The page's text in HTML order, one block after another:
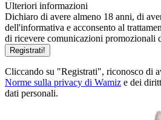
Ulteriori informazioni
Dichiaro di avere almeno 18 anni, di
dell'informativa e acconsento al
di ricevere comunicazioni promozionali
Registrati!
Cliccando su "Registrati", riconosco di
Norme sulla privacy di Wamiz e dei
dati personali.